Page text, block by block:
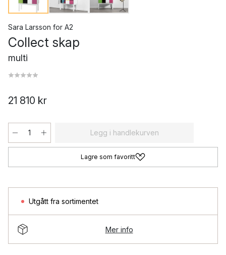
Sara Larsson for A2
Collect skap
multi
21 810 kr
Legg i handlekurven
Lagre som favoritt
Utgått fra sortimentet
Mer info